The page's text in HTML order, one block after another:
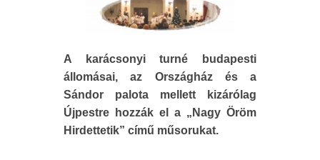
A karácsonyi turné budapesti
állomásai, az Országház és a
Sándor palota mellett kizárólag
Újpestre hozzák el a „Nagy Öröm
Hirdettetik” című műsorukat.